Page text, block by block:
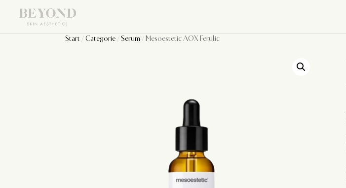
Start /Categorie /Serum / Mesoestetic AOX Ferulic